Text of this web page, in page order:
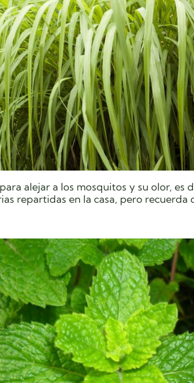
alejar a los mosquitos y su olor, es
repartidas en la casa, pero recuerda